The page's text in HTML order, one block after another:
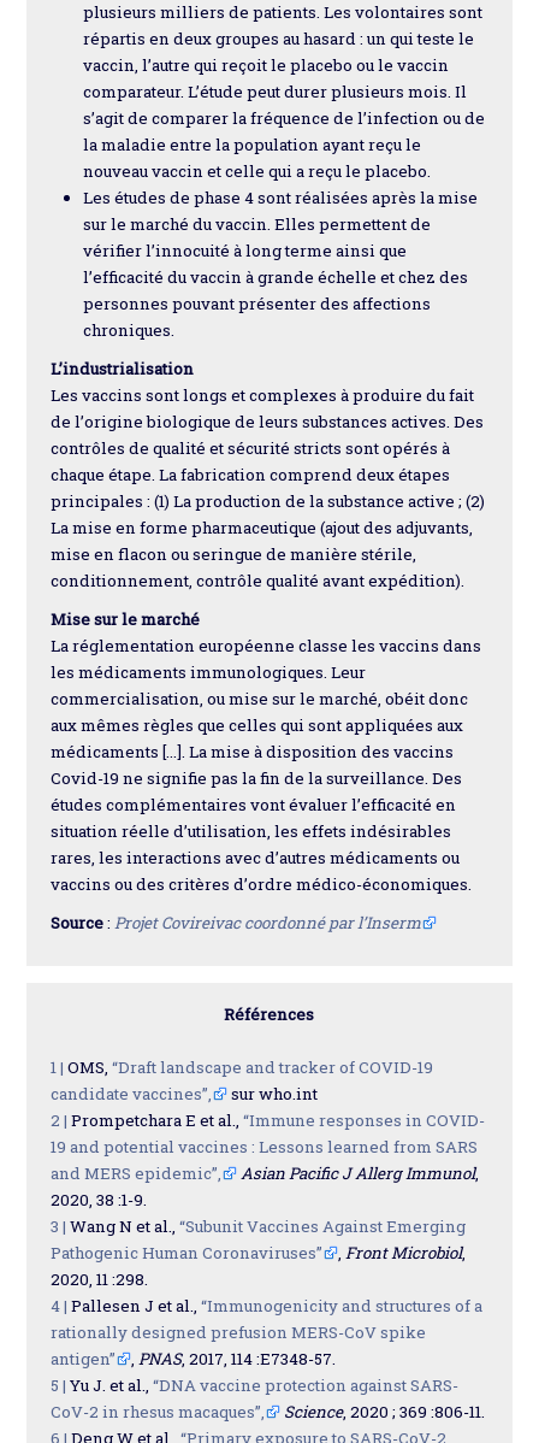
plusieurs milliers de patients. Les volontaires sont
répartis en deux groupes au hasard : un qui teste le
vaccin, l’autre qui reçoit le placebo ou le vaccin
comparateur. L’étude peut durer plusieurs mois. Il
s’agit de comparer la fréquence de l’infection ou de
la maladie entre la population ayant reçu le
nouveau vaccin et celle qui a reçu le placebo.
Les études de phase 4 sont réalisées après la mise
sur le marché du vaccin. Elles permettent de
vérifier l’innocuité à long terme ainsi que
l’efficacité du vaccin à grande échelle et chez des
personnes pouvant présenter des affections
chroniques.
L’industrialisation
Les vaccins sont longs et complexes à produire du fait
de l’origine biologique de leurs substances actives. Des
contrôles de qualité et sécurité stricts sont opérés à
chaque étape. La fabrication comprend deux étapes
principales : (1) La production de la substance active ; (2)
La mise en forme pharmaceutique (ajout des adjuvants,
mise en flacon ou seringue de manière stérile,
conditionnement, contrôle qualité avant expédition).
Mise sur le marché
La réglementation européenne classe les vaccins dans
les médicaments immunologiques. Leur
commercialisation, ou mise sur le marché, obéit donc
aux mêmes règles que celles qui sont appliquées aux
médicaments […]. La mise à disposition des vaccins
Covid-19 ne signifie pas la fin de la surveillance. Des
études complémentaires vont évaluer l’efficacité en
situation réelle d’utilisation, les effets indésirables
rares, les interactions avec d’autres médicaments ou
vaccins ou des critères d’ordre médico-économiques.
Source:Projet Covireivac coordonné par l’Inserm
Références
1 | OMS,“Draft landscape and tracker of COVID-19
candidate vaccines”,
sur who.int
2 | Prompetchara E et al.,“Immune responses in COVID-
19 and potential vaccines : Lessons learned from SARS
and MERS epidemic”,
Asian Pacific J Allerg Immunol,
2020, 38 :1-9.
3 | Wang N et al.,“Subunit Vaccines Against Emerging
Pathogenic Human Coronaviruses”
,Front Microbiol,
2020, 11 :298.
4 | Pallesen J et al.,“Immunogenicity and structures of a
rationally designed prefusion MERS-CoV spike
antigen”
,PNAS, 2017, 114 :E7348-57.
5 | Yu J. et al.,“DNA vaccine protection against SARS-
CoV-2 in rhesus macaques”,
Science, 2020 ; 369 :806-11.
6 | Deng W et al.,“Primary exposure to SARS-CoV-2